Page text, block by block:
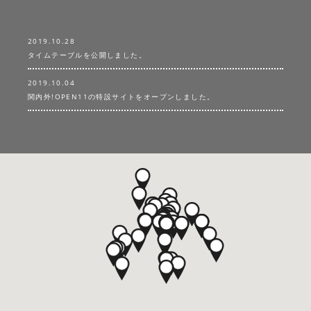
2019.10.28
タイムテーブルを公開しました。
2019.10.04
関内外!OPEN11の特設サイトをオープンしました。